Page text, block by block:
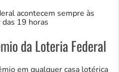
acontecem sempre às
19 horas
da Loteria Federal
em qualquer casa lotérica